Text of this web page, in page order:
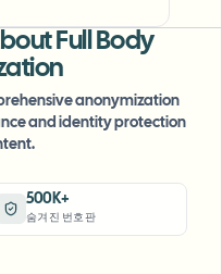
Full Body
anonymization
and identity protection
500K+
숨겨진 번호판
plates in
— selective
plate hiding
on-brand without